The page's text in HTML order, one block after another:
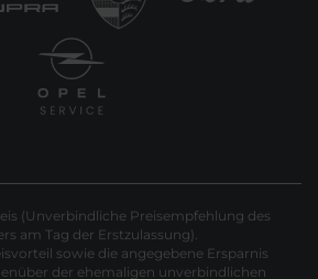
(Unverbindliche Preisempfehlung des
am Tag der Erstzulassung).
sowie die angegebene Ersparnis
der ehemaligen unverbindlichen